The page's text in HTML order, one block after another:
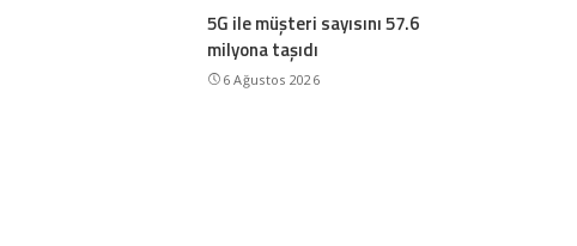
5G ile müşteri sayısını 57.6
milyona taşıdı
6 Ağustos 2026